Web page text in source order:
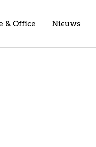
& Office Nieuws